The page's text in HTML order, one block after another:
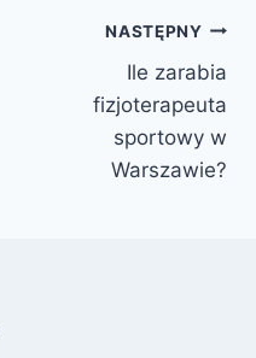
NASTĘPNY
Ile zarabia
fizjoterapeuta
sportowy w
Warszawie?